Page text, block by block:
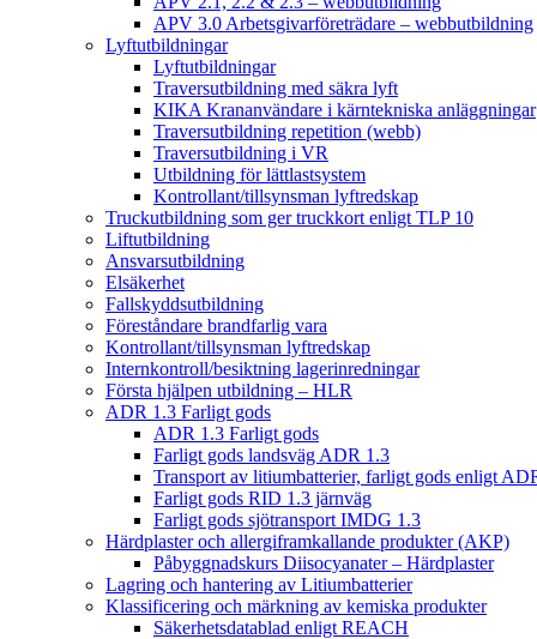
APV 3.0 Arbetsgivarföreträdare – webbutbildning
Lyftutbildningar
Lyftutbildningar
Traversutbildning med säkra lyft
KIKA Krananvändare i kärntekniska anläggningar
Traversutbildning repetition (webb)
Traversutbildning i VR
Utbildning för lättlastsystem
Kontrollant/tillsynsman lyftredskap
Truckutbildning som ger truckkort enligt TLP 10
Liftutbildning
Ansvarsutbildning
Elsäkerhet
Fallskyddsutbildning
Föreståndare brandfarlig vara
Kontrollant/tillsynsman lyftredskap
Internkontroll/besiktning lagerinredningar
Första hjälpen utbildning – HLR
ADR 1.3 Farligt gods
ADR 1.3 Farligt gods
Farligt gods landsväg ADR 1.3
Transport av litiumbatterier, farligt gods enligt
Farligt gods RID 1.3 järnväg
Farligt gods sjötransport IMDG 1.3
Härdplaster och allergiframkallande produkter (AKP)
Påbyggnadskurs Diisocyanater – Härdplaster
Lagring och hantering av Litiumbatterier
Klassificering och märkning av kemiska produkter
Säkerhetsdatablad enligt REACH